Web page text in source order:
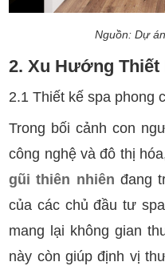
Nguồn: Dự án
2. Xu Hướng Thiết
2.1 Thiết kế spa phong
Trong bối cảnh con
công nghệ và đô thị
gũi thiên nhiên đang
của các chủ đầu tư
mang lại không gian
này còn giúp định vị